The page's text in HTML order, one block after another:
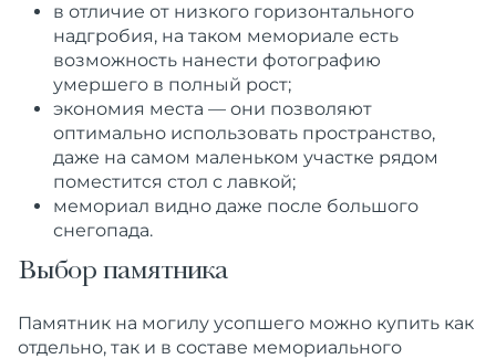
в отличие от низкого горизонтального
надгробия, на таком мемориале есть
возможность нанести фотографию
умершего в полный рост;
экономия места — они позволяют
оптимально использовать пространство,
даже на самом маленьком участке рядом
поместится стол с лавкой;
мемориал видно даже после большого
снегопада.
Выбор памятника
Памятник на могилу усопшего можно купить как
отдельно, так и в составе мемориального